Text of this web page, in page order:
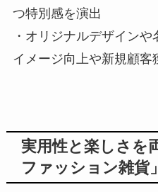
つ特別感を演出
・オリジナルデザイン
イメージ向上や新規顧客
実用性と楽しさを
ファッション雑貨」